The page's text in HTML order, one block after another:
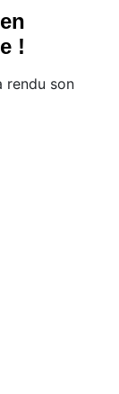
!
rendu son